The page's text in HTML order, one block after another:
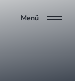
Menü